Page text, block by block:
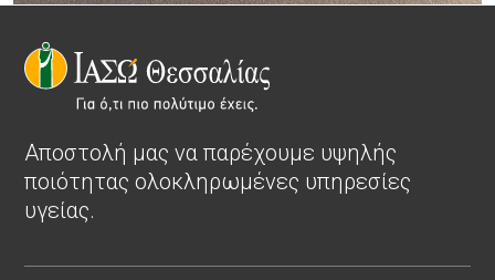
Αποστολή μας να παρέχουμε υψηλής
ποιότητας ολοκληρωμένες υπηρεσίες
υγείας.